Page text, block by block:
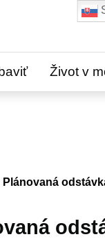
Život v
Plánovaná